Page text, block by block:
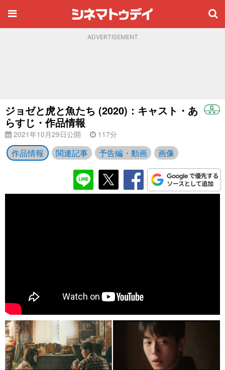
ADVERTISEMENT
ジョゼと虎と魚たち (2020)：キャスト・あ
らすじ・作品情報
2021年10月29日公開 117分
作品情報 関連記事 予告編・動画 画像